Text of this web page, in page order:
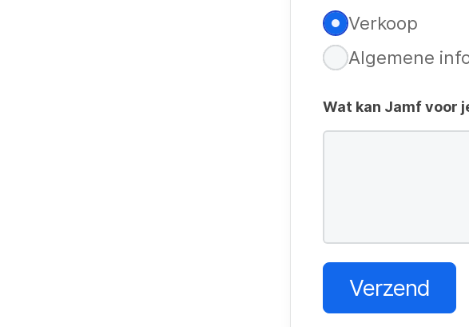
r
e
i
s
t
Verkoop
Algemene
Wat kan Jamf voor
V
e
r
e
Verzend